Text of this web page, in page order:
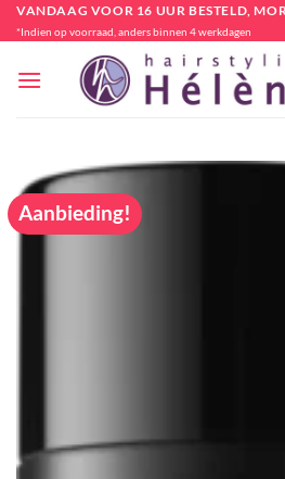
Ga
naar
VANDAAG VOOR 16 UUR BESTELD,
*Indien op voorraad, anders binnen 4 werkdagen
Aanbieding!